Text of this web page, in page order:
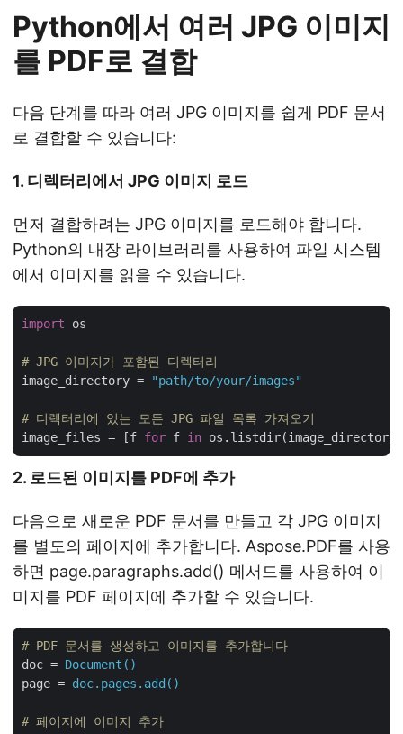
Python에서 여러 JPG 이미지
를 PDF로 결합
다음 단계를 따라 여러 JPG 이미지를 쉽게 PDF 문서
로 결합할 수 있습니다:
1. 디렉터리에서 JPG 이미지 로드
먼저 결합하려는 JPG 이미지를 로드해야 합니다.
Python의 내장 라이브러리를 사용하여 파일 시스템
에서 이미지를 읽을 수 있습니다.
import os
# JPG 이미지가 포함된 디렉터리
image_directory =
"path/to/your/images"
# 디렉터리에 있는 모든 JPG 파일 목록 가져오기
image_files = [f for f in
2. 로드된 이미지를 PDF에 추가
다음으로 새로운 PDF 문서를 만들고 각 JPG 이미지
를 별도의 페이지에 추가합니다. Aspose.PDF를 사용
하면 page.paragraphs.add() 메서드를 사용하여 이
미지를 PDF 페이지에 추가할 수 있습니다.
# PDF 문서를 생성하고 이미지를 추가합니다
doc = Document()
page = doc.pages.add()
# 페이지에 이미지 추가